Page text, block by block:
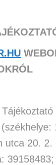
utca 20. 2.